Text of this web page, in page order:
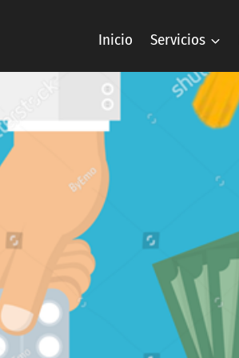
Inicio Servicios